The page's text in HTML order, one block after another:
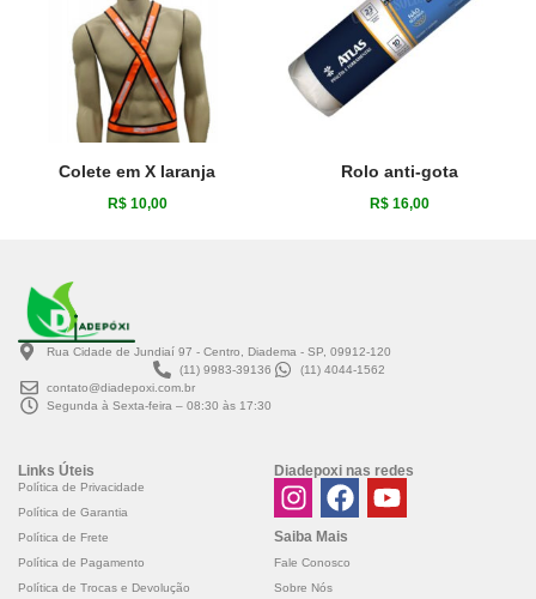
Colete em X laranja
R$10,00
Rolo anti-gota
R$16,00
Rua Cidade de Jundiaí 97 - Centro, Diadema - SP, 09912-120
(11) 9983-39136
(11) 4044-1562
contato@diadepoxi.com.br
Segunda à Sexta-feira – 08:30 às 17:30
Links Úteis
Política de Privacidade
Política de Garantia
Política de Frete
Política de Pagamento
Política de Trocas e Devolução
Diadepoxi nas redes
Saiba Mais
Fale Conosco
Sobre Nós